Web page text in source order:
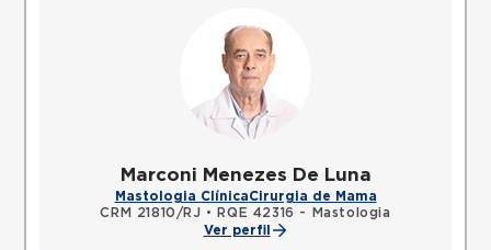
Marconi Menezes De Luna
Mastologia ClínicaCirurgia de Mama
CRM 21810/RJ •
RQE 42316 - Mastologia
Ver perfil